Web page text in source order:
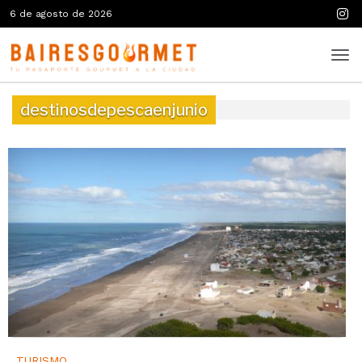
6 de agosto de 2026
destinosdepescaenjunio